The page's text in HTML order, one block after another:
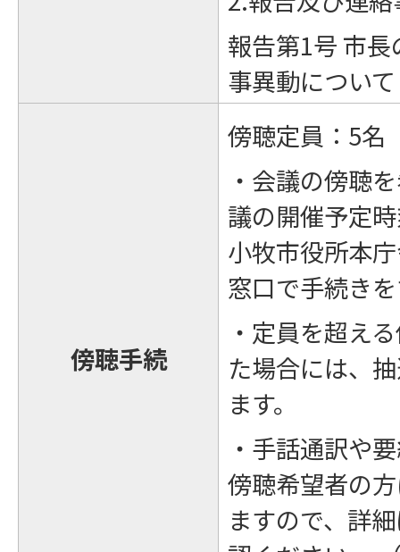
報告第1号 市
事異動について
傍聴手続
傍聴定員：5名
・会議の傍聴
議の開催予定
小牧市役所本
窓口で手続き
・定員を超え
た場合には、
ます。
・手話通訳や
傍聴希望者の
ますので、詳